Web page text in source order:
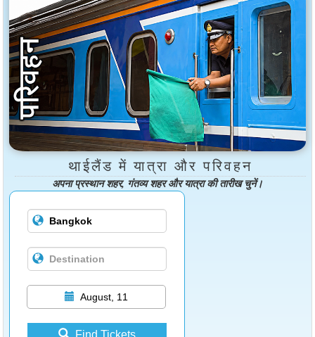
थाईलैंड में यात्रा और परिवहन
अपना प्रस्थान शहर, गंतव्य शहर और यात्रा की तारीख चुनें।
August, 11
Find Tickets